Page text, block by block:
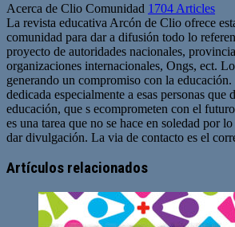
Acerca de Clio Comunidad 1704 Articles
La revista educativa Arcón de Clio ofrece
comunidad para dar a difusión todo lo
proyecto de autoridades nacionales,
organizaciones internacionales, Ongs, ect.
generando un compromiso con la educación.
dedicada especialmente a esas personas que
educación, que s ecomprometen con el
es una tarea que no se hace en soledad por
dar divulgación. La via de contacto es el
web
Artículos relacionados